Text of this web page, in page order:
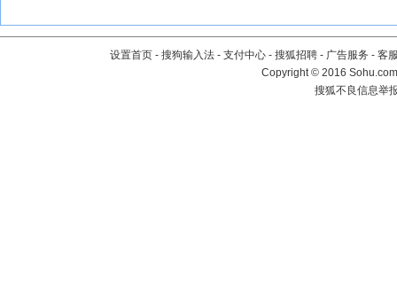
设置首页 - 搜狗输入法 - 支付中心 - 搜狐招聘 - 广告服务 - 客
Copyright©2016
搜狐不良信息举